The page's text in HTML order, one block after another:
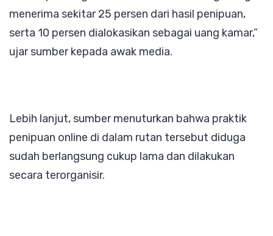
menerima sekitar 25 persen dari hasil penipuan,
serta 10 persen dialokasikan sebagai uang kamar,”
ujar sumber kepada awak media.
Lebih lanjut, sumber menuturkan bahwa praktik
penipuan online di dalam rutan tersebut diduga
sudah berlangsung cukup lama dan dilakukan
secara terorganisir.